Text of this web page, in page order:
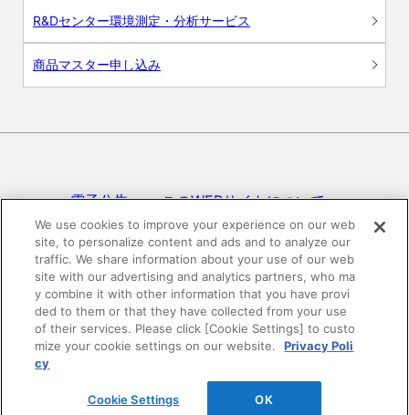
R&Dセンター環境測定・分析サービス
商品マスター申し込み
電子公告 このWEBサイトについて
プライバシーポリシー
SNSコミュニティガイドライン サイトマップ
©DAIKEN Corporation All Rights Reserved.
We use cookies to improve your experience on our web
site, to personalize content and ads and to analyze our
traffic. We share information about your use of our web
site with our advertising and analytics partners, who ma
y combine it with other information that you have provi
ded to them or that they have collected from your use
of their services. Please click [Cookie Settings] to custo
mize your cookie settings on our website.
Privacy Poli
cy
Cookie Settings OK